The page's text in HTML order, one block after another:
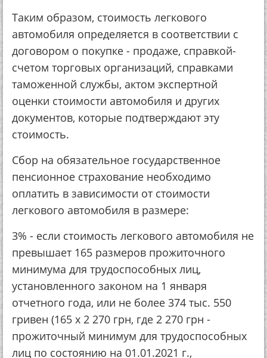
Таким образом, стоимость легкового
автомобиля определяется в соответствии с
договором о покупке - продаже, справкой-
счетом торговых организаций, справками
таможенной службы, актом экспертной
оценки стоимости автомобиля и других
документов, которые подтверждают эту
стоимость.
Сбор на обязательное государственное
пенсионное страхование необходимо
оплатить в зависимости от стоимости
легкового автомобиля в размере:
3% - если стоимость легкового автомобиля не
превышает 165 размеров прожиточного
минимума для трудоспособных лиц,
установленного законом на 1 января
отчетного года, или не более 374 тыс. 550
гривен (165 х 2 270 грн, где 2 270 грн -
прожиточный минимум для трудоспособных
лиц по состоянию на 01.01.2021 г.,